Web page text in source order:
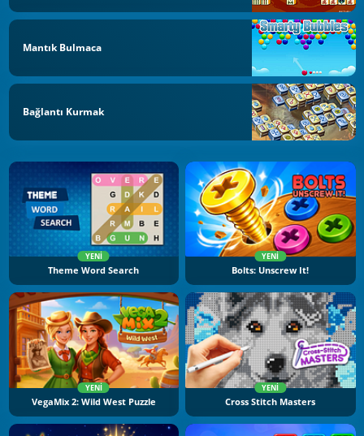
Mantık Bulmaca
Bağlantı Kurmak
YENI
Theme Word Search
YENI
Bolts: Unscrew It!
YENI
VegaMix 2: Wild West Puzzle
YENI
Cross Stitch Masters